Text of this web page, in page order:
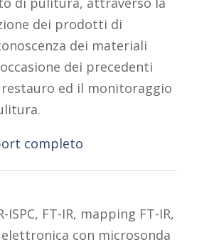
dei prodotti di
dei materiali
dei precedenti
ed il monitoraggio
completo
ISPC, FT-IR, mapping FT-IR,
con microsonda